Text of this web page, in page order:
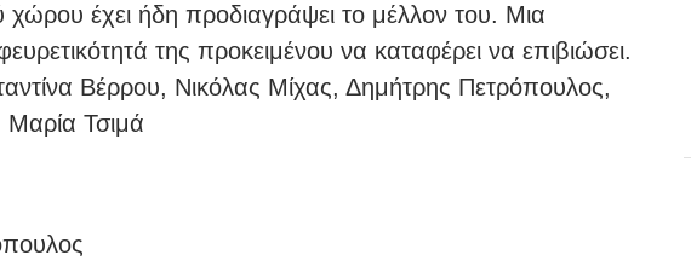
χώρου έχει ήδη προδιαγράψει το μέλλον του. Μια
της προκειμένου να καταφέρει να επιβιώσει.
Βέρρου, Νικόλας Μίχας, Δημήτρης Πετρόπουλος,
Μαρία Τσιμά